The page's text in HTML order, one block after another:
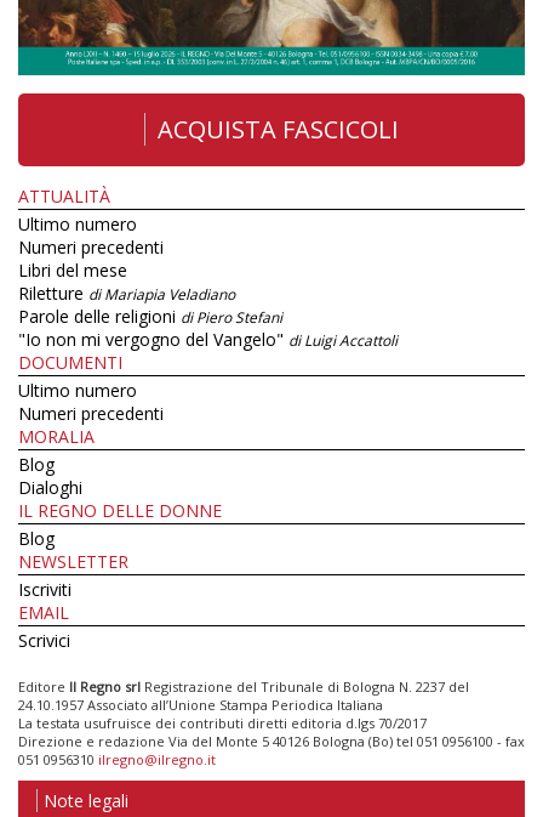
ACQUISTA FASCICOLI
ATTUALITÀ
Ultimo numero
Numeri precedenti
Libri del mese
Riletture di Mariapia Veladiano
Parole delle religioni di Piero Stefani
"Io non mi vergogno del Vangelo" di Luigi Accattoli
DOCUMENTI
Ultimo numero
Numeri precedenti
MORALIA
Blog
Dialoghi
IL REGNO DELLE DONNE
Blog
NEWSLETTER
Iscriviti
EMAIL
Scrivici
Editore Il Regno srl Registrazione del Tribunale di Bologna N. 2237 del
24.10.1957 Associato all’Unione Stampa Periodica Italiana
La testata usufruisce dei contributi diretti editoria d.lgs 70/2017
Direzione e redazione Via del Monte 5 40126 Bologna (Bo) tel 051 0956100 - fax
051 0956310 ilregno@ilregno.it
Note legali